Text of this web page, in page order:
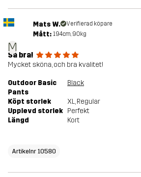
M
Mats W. Verifierad köpare
Mått: 194cm, 90kg
Så bra!
Mycket sköna, och bra kvalitet!
Outdoor Basic
Pants
Black
Köpt storlek XL, Regular
Upplevd storlek Perfekt
Längd
Kort
Artikelnr 10580